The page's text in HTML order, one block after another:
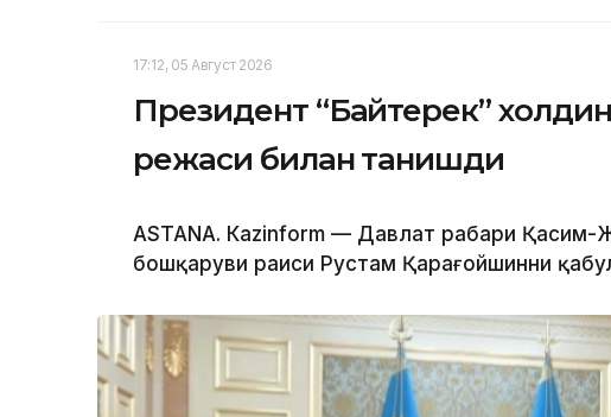
17:12, 05 Август 2026
Президент “Байтерек”
режаси билан танишди
ASTANА. Каzinform — Давлат раҳбари
бошқаруви раиси Рустам Қарағойшинни